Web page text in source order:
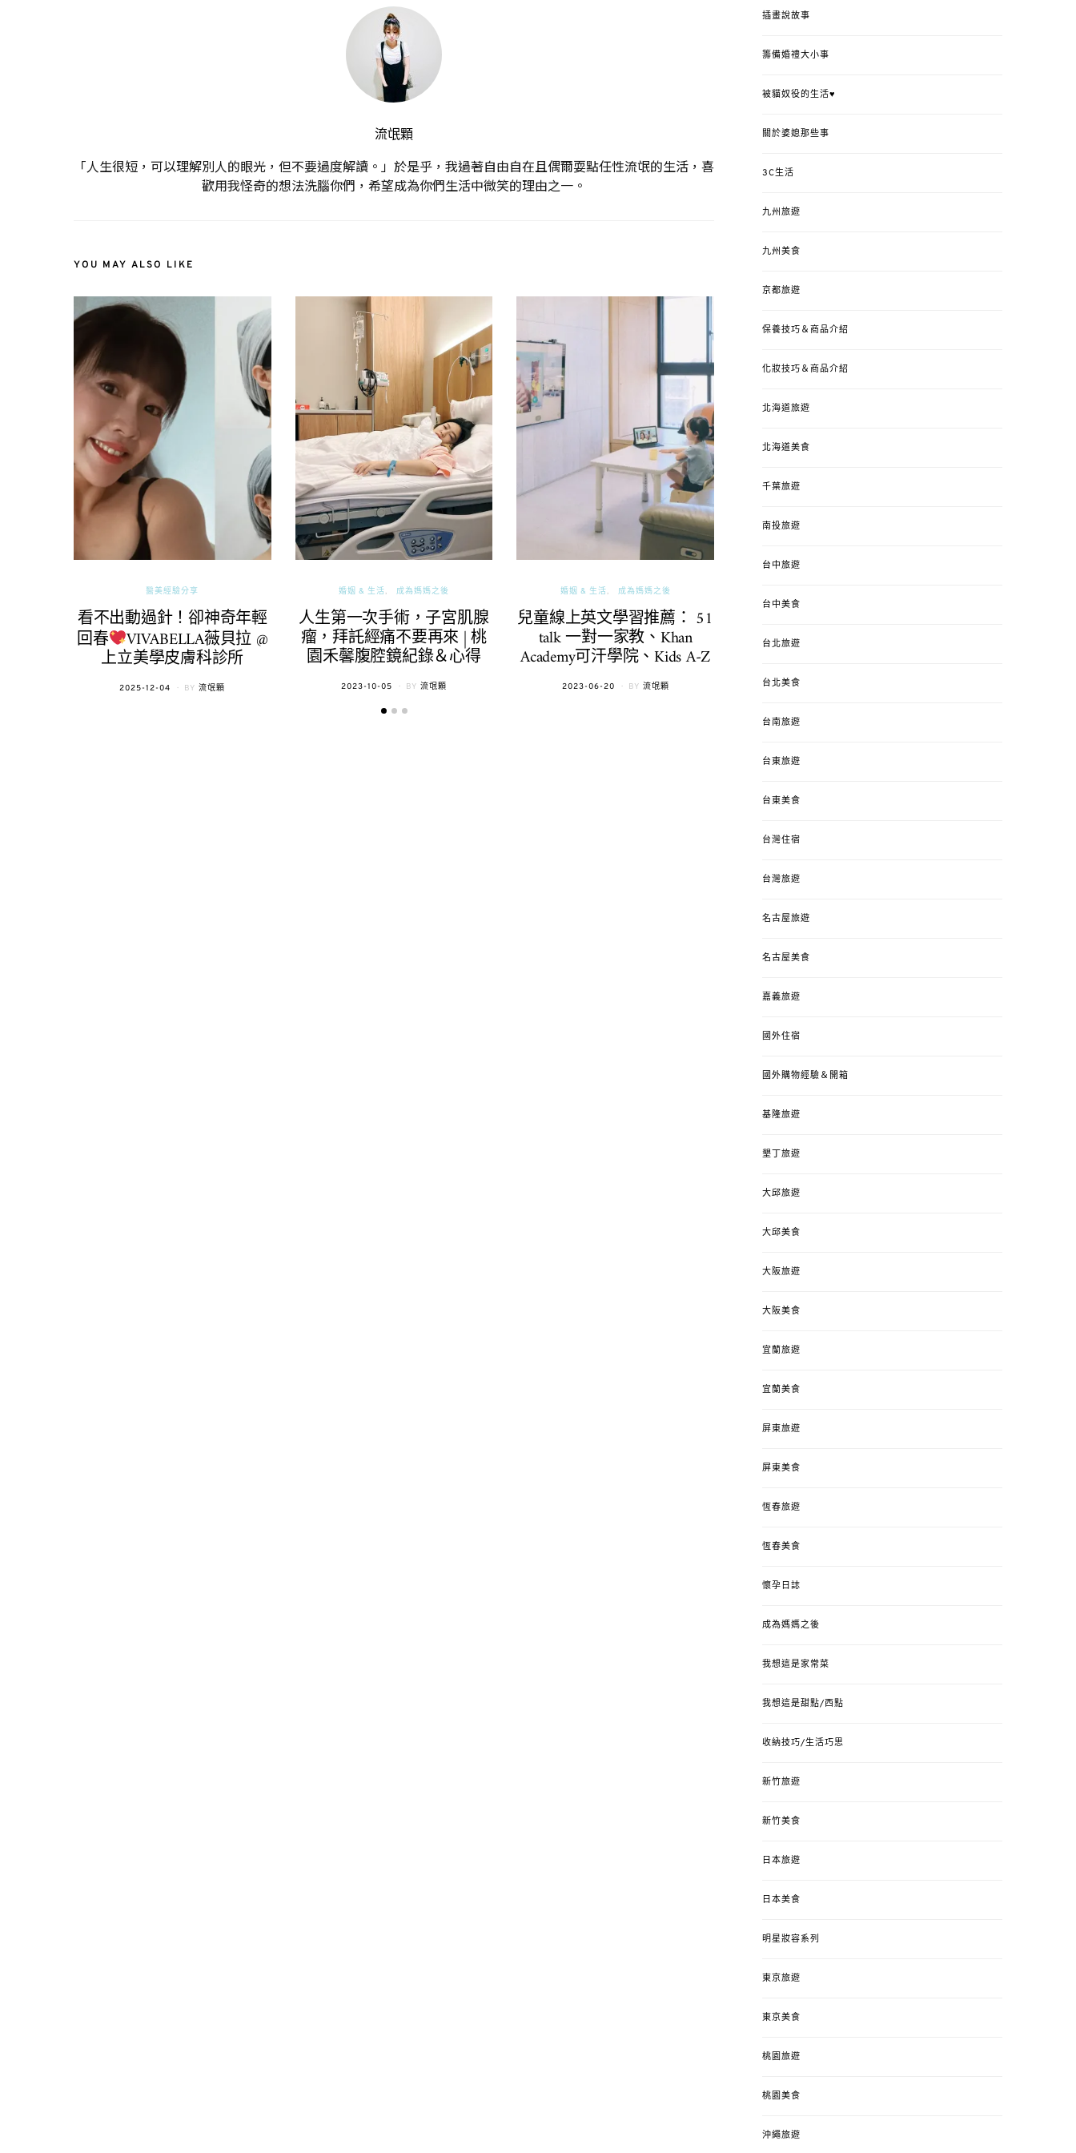
流氓顆
「人生很短，可以理解別人的眼光，但不要過度解讀。」於是乎，我過著自由自在且偶爾耍點任性流氓的生活，喜
歡用我怪奇的想法洗腦你們，希望成為你們生活中微笑的理由之一。
YOU MAY ALSO LIKE
醫美經驗分享
看不出動過針！卻神奇年輕
回春 VIVABELLA薇貝拉 @
上立美學皮膚科診所
POSTED
2025-12-04 BY 流氓顆
婚姻 & 生活 成為媽媽之後
人生第一次手術，子宮肌腺
瘤，拜託經痛不要再來 | 桃
園禾馨腹腔鏡紀錄＆心得
POSTED
2023-10-05 BY 流氓顆
婚姻 & 生活 成為媽媽之後
兒童線上英文學習推薦： 51
talk 一對一家教、Khan
Academy可汗學院、Kids A-Z
POSTED
2023-06-20 BY 流氓顆
錯、認識華德福
ON
插畫說故事
籌備婚禮大小事
被貓奴役的生活♥
關於婆媳那些事
3C生活
九州旅遊
九州美食
京都旅遊
保養技巧＆商品介紹
化妝技巧＆商品介紹
北海道旅遊
北海道美食
千葉旅遊
南投旅遊
台中旅遊
台中美食
台北旅遊
台北美食
台南旅遊
台東旅遊
台東美食
台灣住宿
台灣旅遊
名古屋旅遊
名古屋美食
嘉義旅遊
國外住宿
國外購物經驗＆開箱
基隆旅遊
墾丁旅遊
大邱旅遊
大邱美食
大阪旅遊
大阪美食
宜蘭旅遊
宜蘭美食
屏東旅遊
屏東美食
恆春旅遊
恆春美食
懷孕日誌
成為媽媽之後
我想這是家常菜
我想這是甜點/西點
收納技巧/生活巧思
新竹旅遊
新竹美食
日本旅遊
日本美食
明星妝容系列
東京旅遊
東京美食
桃園旅遊
桃園美食
沖繩旅遊